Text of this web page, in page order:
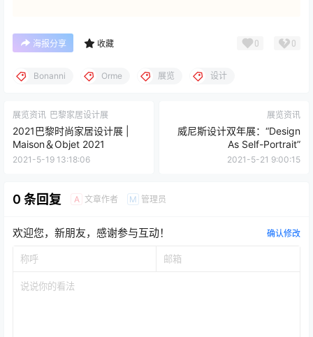
海报分享 收藏 0 0
Bonanni Orme 展览 设计
展览资讯 巴黎家居设计展
2021巴黎时尚家居设计展 |
Maison＆Objet 2021
2021-5-19 13:18:06
展览资讯
威尼斯设计双年展：“Design
As Self-Portrait”
2021-5-21 9:00:15
0 条回复 A 文章作者 M 管理员
欢迎您，新朋友，感谢参与互动！ 确认修改